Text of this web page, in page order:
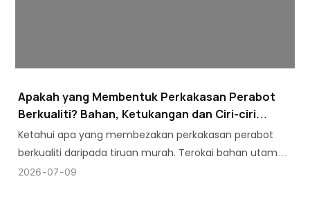
Apakah yang Membentuk Perkakasan Perabot
Berkualiti? Bahan, Ketukangan dan Ciri-ciri
Utama
Ketahui apa yang membezakan perkakasan perabot
berkualiti daripada tiruan murah. Terokai bahan utama,
piawaian ketukangan dan ciri-ciri wajib daripada AOSITE.
2026 07 09